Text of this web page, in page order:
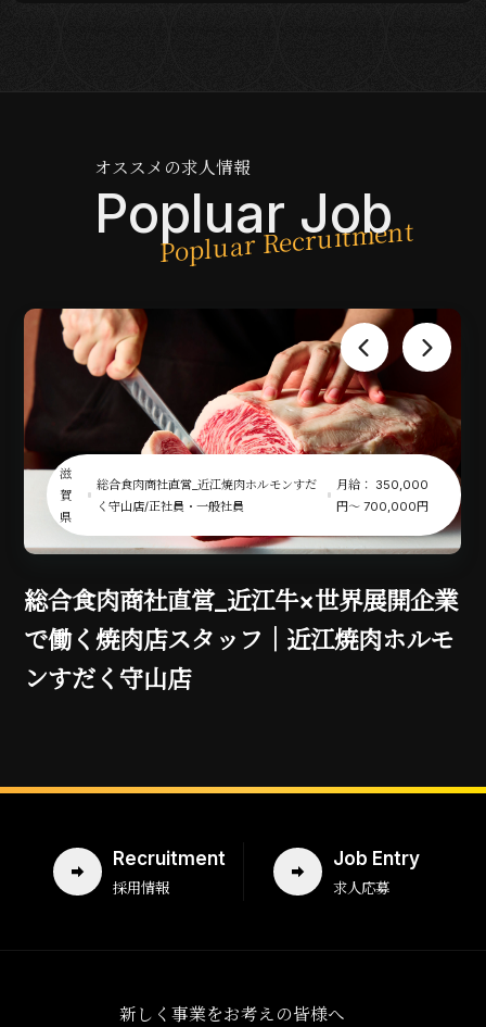
オススメの求人情報
Popluar Job
業
モ
\ 新業態店舗オープン！ /焼肉店の料理長/
店舗社員/正社員・一般社員_
月給：
円〜
ハラール和牛専門店のキッチンス
｜Halal A5 Wagyu Yakiniku
Kyoto（焼肉すだく）｜京都丸太
Recruitment
採用情報
Job Entry
求人応募
新しく事業をお考えの皆様へ